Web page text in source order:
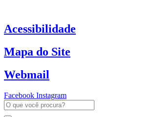
o
conteúdo
Acessibilidade
Mapa do Site
Webmail
Facebook Instagram
Pesquisar
...